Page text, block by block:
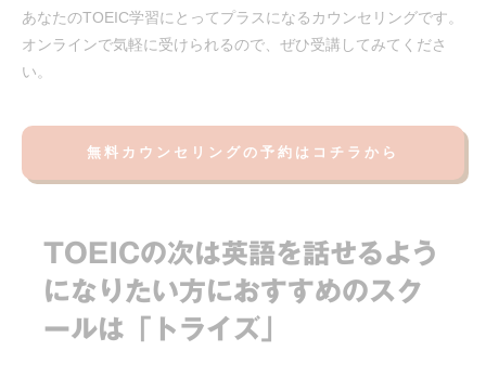
あなたのTOEIC学習にとってプラスになるカウンセリングです。
オンラインで気軽に受けられるので、ぜひ受講してみてくださ
い。
無料カウンセリングの予約はコチラから
TOEICの次は英語を話せるよう
になりたい方におすすめのスク
ールは「トライズ」